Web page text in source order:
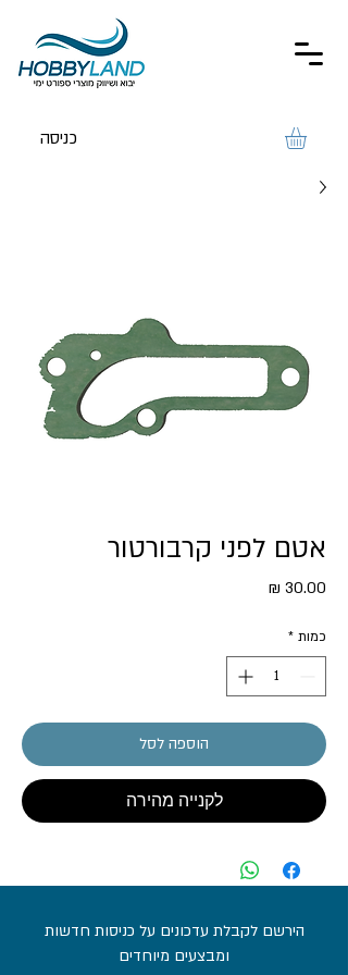
כניסה
אטם לפני קרבורטור
כמות *
הוספה לסל
לקנייה מהירה
הירשם לקבלת עדכונים על כניסות חדשות
ומבצעים מיוחדים